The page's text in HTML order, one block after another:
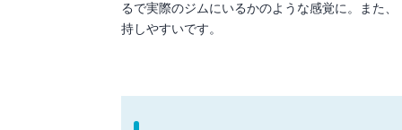
るで実際のジムにいるかのような感覚に。また
持しやすいです。